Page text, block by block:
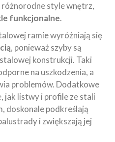
style wnętrz,
funkcjonalne.
ramie wyróżniają się
, ponieważ szyby są
konstrukcji. Taki
na uszkodzenia, a
problemów. Dodatkowe
jak listwy i profile ze stali
doskonale podkreślają
i zwiększają jej